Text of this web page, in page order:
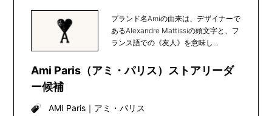
ブランド名Amiの由来は、デザイナーで
あるAlexandre Mattissiの頭文字と、フ
ランス語での《友人》を意味し...
Ami Paris（アミ・パリス）ストアリーダ
ー候補
AMI Paris｜ アミ・パリス